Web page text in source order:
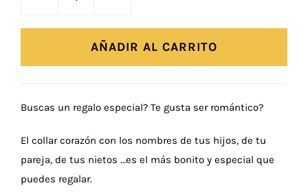
Nombres
AÑADIR AL CARRITO
Buscas un regalo especial? Te gusta ser romántico?
El collar corazón con los nombres de tus hijos, de tu
pareja, de tus nietos ‍‍…es el más bonito y especial que
puedes regalar.